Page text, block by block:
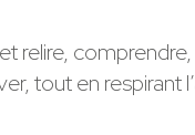
relire,
tout en respirant